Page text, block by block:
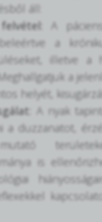
áll:
A
a
illetve a
a
helyét,
A nyak
a duzzanatot,
is